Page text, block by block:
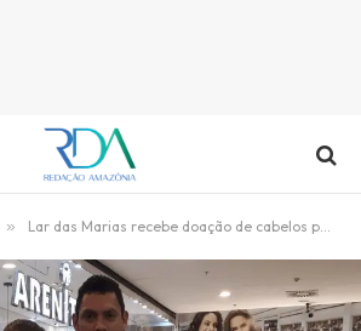
» Lar das Marias recebe doação de cabelos para confecção de perucas, até o próximo dia 11